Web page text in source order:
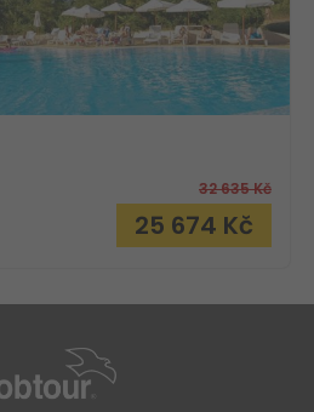
32 635Kč
25 674 Kč